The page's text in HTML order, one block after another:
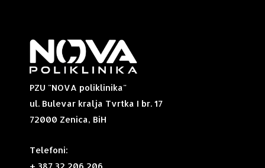
PZU "NOVA poliklinika"
ul. Bulevar kralja Tvrtka I br. 17
72000 Zenica, BiH
Telefoni: